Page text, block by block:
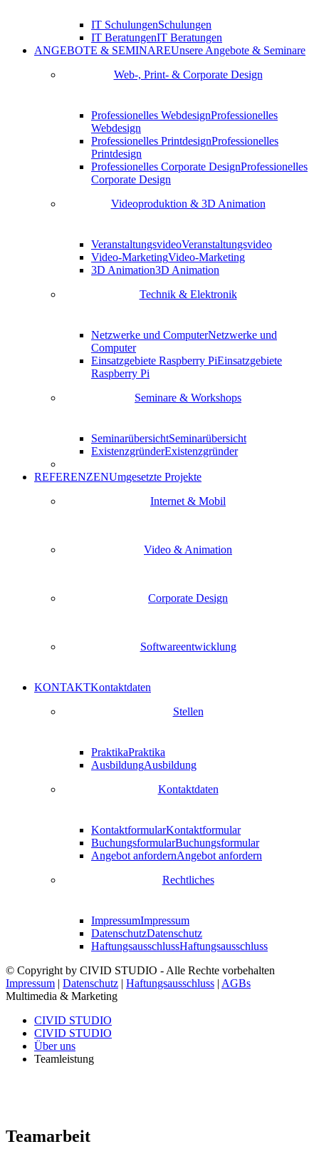
IT SchulungenSchulungen
IT BeratungenIT Beratungen
ANGEBOTE & SEMINAREUnsere Angebote & Seminare
Web-, Print- & Corporate Design
Professionelles WebdesignProfessionelles
Webdesign
Professionelles PrintdesignProfessionelles
Printdesign
Professionelles Corporate DesignProfessionelles
Corporate Design
Videoproduktion & 3D Animation
VeranstaltungsvideoVeranstaltungsvideo
Video-MarketingVideo-Marketing
3D Animation3D Animation
Technik & Elektronik
Netzwerke und ComputerNetzwerke und
Computer
Einsatzgebiete Raspberry PiEinsatzgebiete
Raspberry Pi
Seminare & Workshops
SeminarübersichtSeminarübersicht
ExistenzgründerExistenzgründer
REFERENZENUmgesetzte Projekte
Internet & Mobil
Video & Animation
Corporate Design
Softwareentwicklung
KONTAKTKontaktdaten
Stellen
PraktikaPraktika
AusbildungAusbildung
Kontaktdaten
KontaktformularKontaktformular
BuchungsformularBuchungsformular
Angebot anfordernAngebot anfordern
Rechtliches
ImpressumImpressum
DatenschutzDatenschutz
HaftungsausschlussHaftungsausschluss
© Copyright by CIVID STUDIO - Alle Rechte vorbehalten
Impressum | Datenschutz | Haftungsausschluss | AGBs
Multimedia & Marketing
CIVID STUDIO
CIVID STUDIO
Über uns
Teamleistung
Teamarbeit